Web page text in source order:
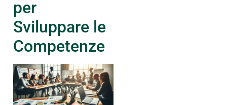
per
Sviluppare le
Competenze